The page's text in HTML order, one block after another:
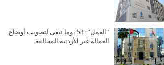
“العمل”: 58 يوما تبقى لتصويب أوضاع
العمالة غير الأردنية المخالفة